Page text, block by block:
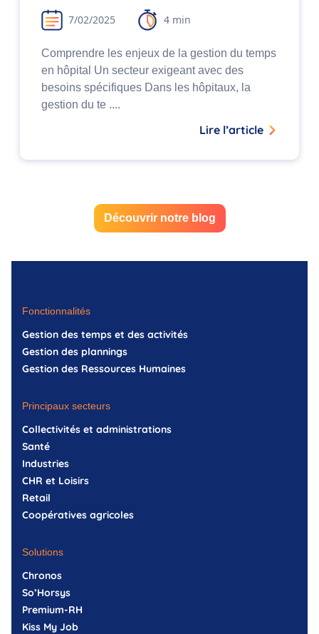
7/02/2025 4 min
Comprendre les enjeux de la gestion du temps
en hôpital Un secteur exigeant avec des
besoins spécifiques Dans les hôpitaux, la
gestion du te ....
Lire l’article
Découvrir notre blog
Fonctionnalités
Gestion des temps et des activités
Gestion des plannings
Gestion des Ressources Humaines
Principaux secteurs
Collectivités et administrations
Santé
Industries
CHR et Loisirs
Retail
Coopératives agricoles
Solutions
Chronos
So’Horsys
Premium-RH
Kiss My Job